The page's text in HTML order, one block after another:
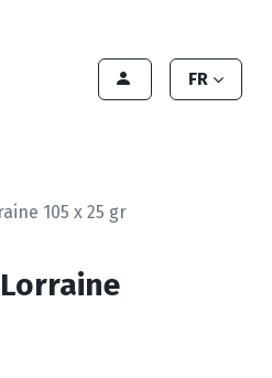
FR
105 x 25 gr